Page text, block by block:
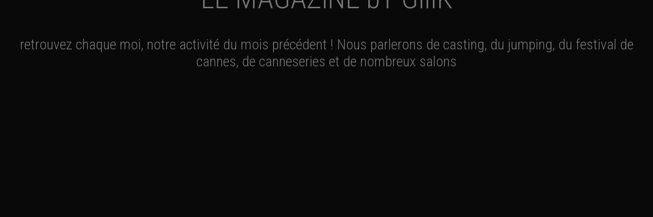
retrouvez chaque moi, notre activité du mois précédent ! Nous parlerons de casting, du jumping, du festival de
cannes, de canneseries et de nombreux salons